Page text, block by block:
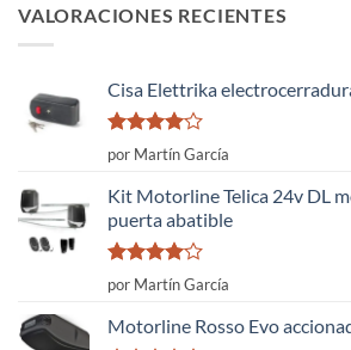
VALORACIONES RECIENTES
Cisa Elettrika
Valorado
con
5
por Martín García
Kit Motorline Telica 24v DL
puerta abatible
Valorado
con
5
por Martín García
Motorline Rosso Evo